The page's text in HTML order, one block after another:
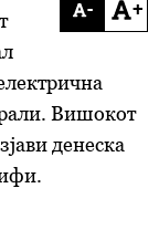
- +
Вишокот
денеска